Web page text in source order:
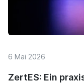
6 Mai 2026
ZertES: Ein